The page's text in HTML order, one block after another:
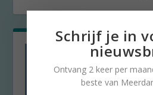
Schrijf je in
Ontvang 2 keer per
beste van